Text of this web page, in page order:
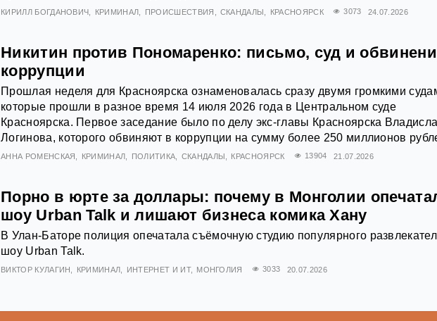
КИРИЛЛ БОГДАНОВИЧ КРИМИНАЛ ПРОИСШЕСТВИЯ СКАНДАЛЫ КРАСНОЯРСК 3073 24.07.2026
Никитин против Пономаренко: письмо, суд и
коррупции
Прошлая неделя для Красноярска ознаменовалась сразу двумя громкими
которые прошли в разное время 14 июля 2026 года в Центральном суде
Красноярска. Первое заседание было по делу экс-главы Красноярска
Логинова, которого обвиняют в коррупции на сумму более 250 миллионов
АННА РОМЕНСКАЯ КРИМИНАЛ ПОЛИТИКА СКАНДАЛЫ КРАСНОЯРСК 13904 21.07.2026
Порно в юрте за доллары: почему в Монголии
шоу Urban Talk и лишают бизнеса комика Хану
В Улан-Баторе полиция опечатала съёмочную студию популярного
шоу Urban Talk.
ВИКТОР КУЛАГИН КРИМИНАЛ ИНТЕРНЕТ И ИТ МОНГОЛИЯ 3033 20.07.2026